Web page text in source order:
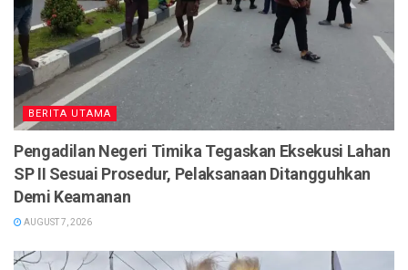
BERITA UTAMA
Pengadilan Negeri Timika Tegaskan Eksekusi Lahan
SP II Sesuai Prosedur, Pelaksanaan Ditangguhkan
Demi Keamanan
AUGUST 7, 2026